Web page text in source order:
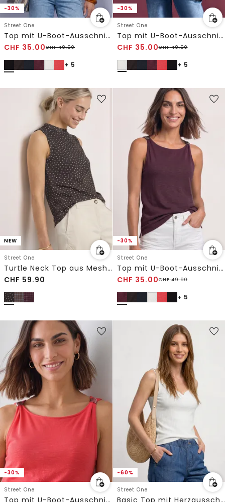
-30%
Street One
Top mit U-Boot-Ausschnitt und Schulterdetail
CHF 35.00CHF49.90
+ 5
-30%
Street One
Top mit U-Boot-Ausschnitt und Schulterdetail
CHF 35.00CHF49.90
+ 5
NEW
Street One
Turtle Neck Top aus Mesh mit Print
CHF 59.90
-30%
Street One
Top mit U-Boot-Ausschnitt und Schulterdetail
CHF 35.00CHF49.90
+ 5
-30%
Street One
-60%
Street One